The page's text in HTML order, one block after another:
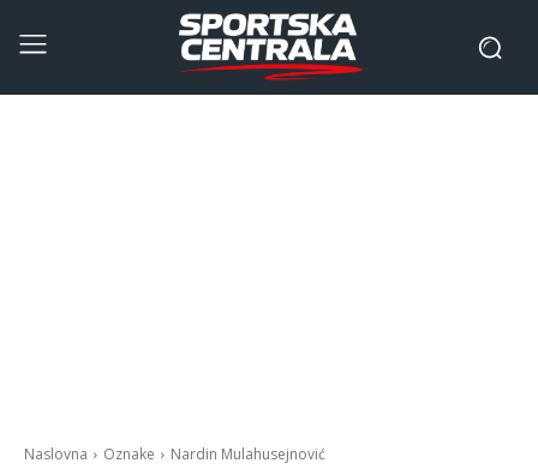
Naslovna Oznake Nardin Mulahusejnović